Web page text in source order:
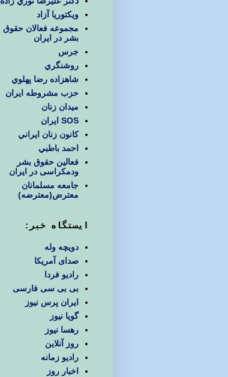
ويكتوريا آزاد
مجموعه فعالان حقوق
بشر در ایران
جرس
روشنگري
شاهزاده رضا پهلوي
حزب مشروطه ايران
ميدان زنان
SOS ایران
كانون زنان ايراني
احمد باطبي
فعالین حقوق بشر
ودمکراسی در ایران
جامعه مسلمانان
معترض(معترضه)
ایستگاه خبر:
دویچه وله
صدای آمریکا
رادیو فردا
بی بی سی فارسی
ایران پرس نیوز
گویا نیوز
رهسا نیوز
روز آنلاین
رادیو زمانه
اخبار روز